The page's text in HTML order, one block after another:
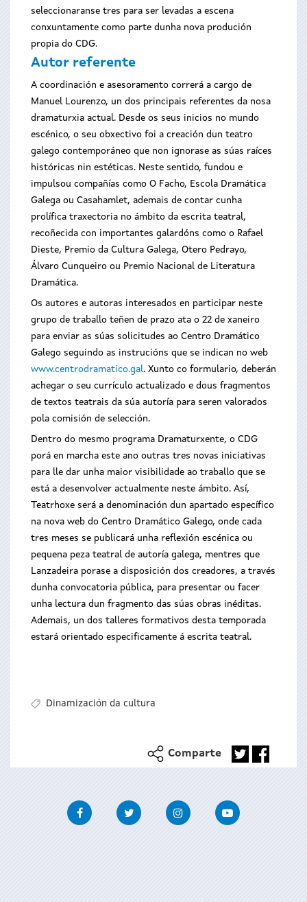
seleccionaranse tres para ser levadas a escena
conxuntamente como parte dunha nova produción
propia do CDG.
Autor referente
A coordinación e asesoramento correrá a cargo de
Manuel Lourenzo, un dos principais referentes da nosa
dramaturxia actual. Desde os seus inicios no mundo
escénico, o seu obxectivo foi a creación dun teatro
galego contemporáneo que non ignorase as súas raíces
históricas nin estéticas. Neste sentido, fundou e
impulsou compañías como O Facho, Escola Dramática
Galega ou Casahamlet, ademais de contar cunha
prolífica traxectoria no ámbito da escrita teatral,
recoñecida con importantes galardóns como o Rafael
Dieste, Premio da Cultura Galega, Otero Pedrayo,
Álvaro Cunqueiro ou Premio Nacional de Literatura
Dramática.
Os autores e autoras interesados en participar neste
grupo de traballo teñen de prazo ata o 22 de xaneiro
para enviar as súas solicitudes ao Centro Dramático
Galego seguindo as instrucións que se indican no web
www.centrodramatico.gal. Xunto co formulario, deberán
achegar o seu currículo actualizado e dous fragmentos
de textos teatrais da súa autoría para seren valorados
pola comisión de selección.
Dentro do mesmo programa Dramaturxente, o CDG
porá en marcha este ano outras tres novas iniciativas
para lle dar unha maior visibilidade ao traballo que se
está a desenvolver actualmente neste ámbito. Así,
Teatrhoxe será a denominación dun apartado específico
na nova web do Centro Dramático Galego, onde cada
tres meses se publicará unha reflexión escénica ou
pequena peza teatral de autoría galega, mentres que
Lanzadeira porase a disposición dos creadores, a través
dunha convocatoria pública, para presentar ou facer
unha lectura dun fragmento das súas obras inéditas.
Ademais, un dos talleres formativos desta temporada
estará orientado especificamente á escrita teatral.
Dinamización da cultura
Comparte
FacebookTwitter InstagramYoutube